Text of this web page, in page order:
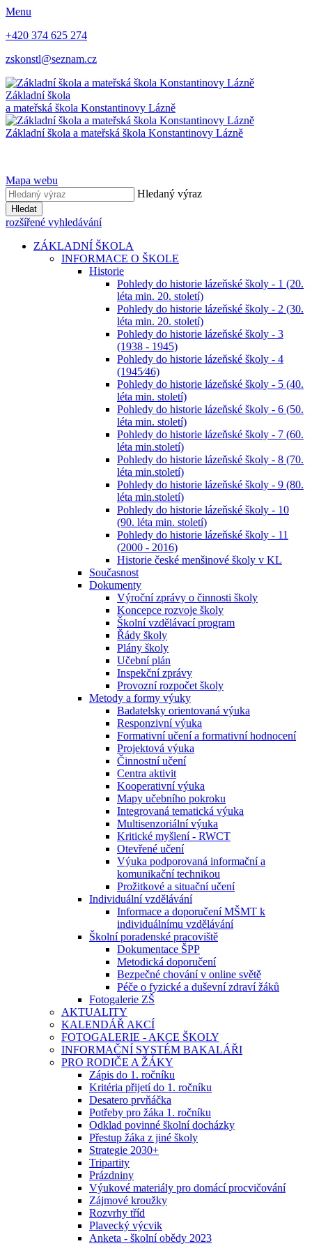
Menu
+420 374 625 274
zskonstl@seznam.cz
Základní škola
a mateřská škola Konstantinovy Lázně
Základní škola a mateřská škola Konstantinovy Lázně
Mapa webu
Hledaný výraz
Hledat
rozšířené vyhledávání
ZÁKLADNÍ ŠKOLA
INFORMACE O ŠKOLE
Historie
Pohledy do historie lázeňské školy - 1 (20.
léta min. 20. století)
Pohledy do historie lázeňské školy - 2 (30.
léta min. 20. století)
Pohledy do historie lázeňské školy - 3
(1938 - 1945)
Pohledy do historie lázeňské školy - 4
(1945⁄46)
Pohledy do historie lázeňské školy - 5 (40.
léta min. století)
Pohledy do historie lázeňské školy - 6 (50.
léta min. století)
Pohledy do historie lázeňské školy - 7 (60.
léta min.století)
Pohledy do historie lázeňské školy - 8 (70.
léta min.století)
Pohledy do historie lázeňské školy - 9 (80.
léta min.století)
Pohledy do historie lázeňské školy - 10
(90. léta min. století)
Pohledy do historie lázeňské školy - 11
(2000 - 2016)
Historie české menšinové školy v KL
Současnost
Dokumenty
Výroční zprávy o činnosti školy
Koncepce rozvoje školy
Školní vzdělávací program
Řády školy
Plány školy
Učební plán
Inspekční zprávy
Provozní rozpočet školy
Metody a formy výuky
Badatelsky orientovaná výuka
Responzivní výuka
Formativní učení a formativní hodnocení
Projektová výuka
Činnostní učení
Centra aktivit
Kooperativní výuka
Mapy učebního pokroku
Integrovaná tematická výuka
Multisenzoriální výuka
Kritické myšlení - RWCT
Otevřené učení
Výuka podporovaná informační a
komunikační technikou
Prožitkové a situační učení
Individuální vzdělávání
Informace a doporučení MŠMT k
individuálnímu vzdělávání
Školní poradenské pracoviště
Dokumentace ŠPP
Metodická doporučení
Bezpečné chování v online světě
Péče o fyzické a duševní zdraví žáků
Fotogalerie ZŠ
AKTUALITY
KALENDÁŘ AKCÍ
FOTOGALERIE - AKCE ŠKOLY
INFORMAČNÍ SYSTÉM BAKALÁŘI
PRO RODIČE A ŽÁKY
Zápis do 1. ročníku
Kritéria přijetí do 1. ročníku
Desatero prvňáčka
Potřeby pro žáka 1. ročníku
Odklad povinné školní docházky
Přestup žáka z jiné školy
Strategie 2030+
Tripartity
Prázdniny
Výukové materiály pro domácí procvičování
Zájmové kroužky
Rozvrhy tříd
Plavecký výcvik
Anketa - školní obědy 2023